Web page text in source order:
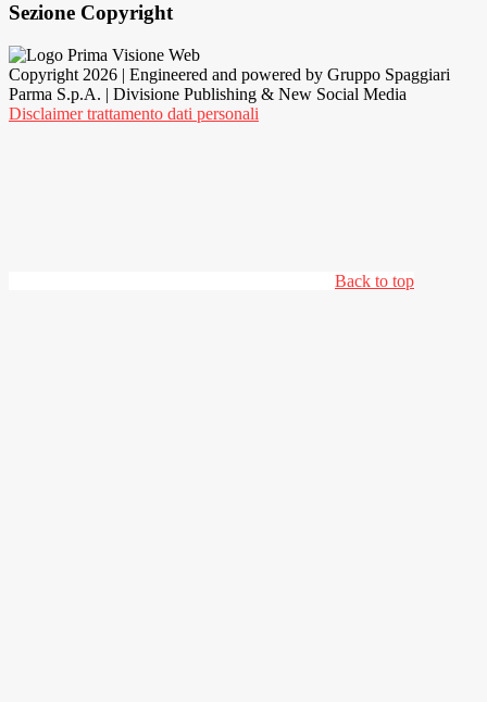
Sezione Copyright
Copyright 2026 | Engineered and powered by Gruppo Spaggiari
Parma S.p.A. | Divisione Publishing & New Social Media
Disclaimer trattamento dati personali
Back to top